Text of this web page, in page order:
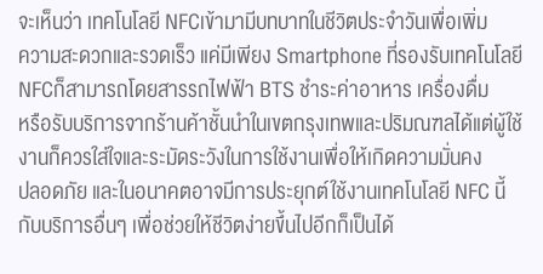
จะเห็นว่า เทคโนโลยี NFCเข้ามามีบทบาทในชีวิตประจำวันเพื่อเพิ่ม
ความสะดวกและรวดเร็ว แค่มีเพียง Smartphone ที่รองรับเทคโนโลยี
NFCก็สามารถโดยสารรถไฟฟ้า BTS ชำระค่าอาหาร เครื่องดื่ม
หรือรับบริการจากร้านค้าชั้นนำในเขตกรุงเทพและปริมณฑลได้แต่ผู้ใช้
งานก็ควรใส่ใจและระมัดระวังในการใช้งานเพื่อให้เกิดความมั่นคง
ปลอดภัย และในอนาคตอาจมีการประยุกต์ใช้งานเทคโนโลยี NFC นี้
กับบริการอื่นๆ เพื่อช่วยให้ชีวิตง่ายขึ้นไปอีกก็เป็นได้